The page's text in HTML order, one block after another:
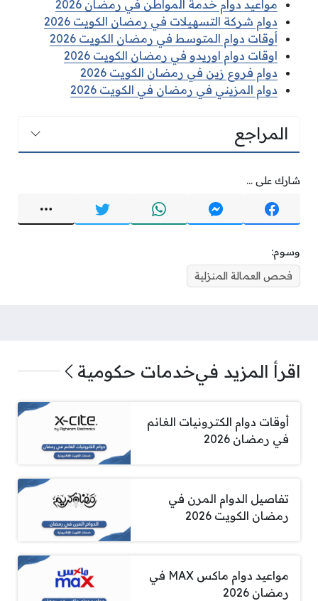
مواعيد دوام خدمة المواطن في رمضان 2026
دوام شركة التسهيلات في رمضان الكويت 2026
أوقات دوام المتوسط في رمضان الكويت 2026
اوقات دوام اوريدو في رمضان الكويت 2026
دوام فروع زين في رمضان الكويت 2026
دوام المزيني في رمضان في الكويت 2026
المراجع
شارك على ...
وسوم:
فحص العمالة المنزلية
اقرأ المزيد فيخدمات حكومية
أوقات دوام الكترونيات الغانم
في رمضان 2026
تفاصيل الدوام المرن في
رمضان الكويت 2026
مواعيد دوام ماكس MAX في
رمضان 2026